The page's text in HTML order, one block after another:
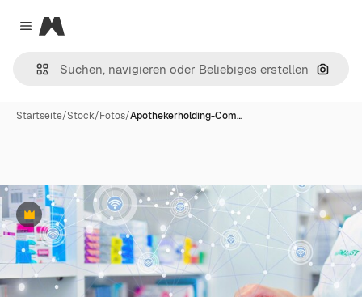
Close menu
Magnific
Nach
Startseite/Stock/Fotos/Apothekerholding-Com…
Premium